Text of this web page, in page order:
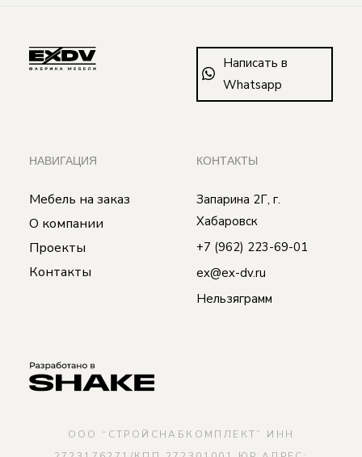
Написать в
Whatsapp
НАВИГАЦИЯ
Мебель на заказ
О компании
Проекты
Контакты
КОНТАКТЫ
Запарина 2Г, г.
Хабаровск
+7 (962) 223-69-01
ex@ex-dv.ru
Нельзяграмм
ООО “СТРОЙСНАБКОМПЛЕКТ” ИНН